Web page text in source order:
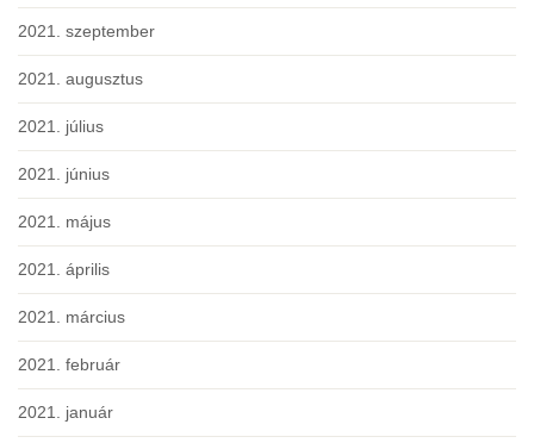
2021. szeptember
2021. augusztus
2021. július
2021. június
2021. május
2021. április
2021. március
2021. február
2021. január